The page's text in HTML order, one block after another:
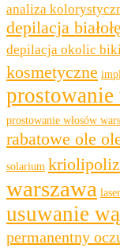
analiza
depilacja
depilacja okolic
kosmetyczne
prostowanie
prostowanie włosów
rabatowe ole
solarium
warszawa
usuwanie
permanentny